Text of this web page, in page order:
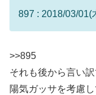
897 : 2018/03/01(
>>895
それも後から言い
陽気ガッサを考慮